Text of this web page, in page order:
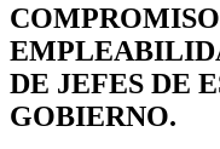
DE JEFES DE
GOBIERNO.